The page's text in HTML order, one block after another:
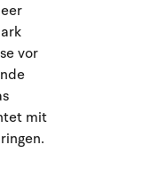
vor
mit
Do
30
13